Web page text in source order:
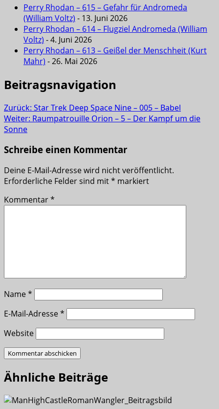
Perry Rhodan – 615 – Gefahr für Andromeda
(William Voltz) - 13. Juni 2026
Perry Rhodan – 614 – Flugziel Andromeda (William
Voltz) - 4. Juni 2026
Perry Rhodan – 613 – Geißel der Menschheit (Kurt
Mahr) - 26. Mai 2026
Beitragsnavigation
Zurück: Star Trek Deep Space Nine – 005 – Babel
Weiter: Raumpatrouille Orion – 5 – Der Kampf um die
Sonne
Schreibe einen Kommentar
Deine E-Mail-Adresse wird nicht veröffentlicht.
Erforderliche Felder sind mit* markiert
Kommentar*
Name*
E-Mail-Adresse*
Website
Ähnliche Beiträge